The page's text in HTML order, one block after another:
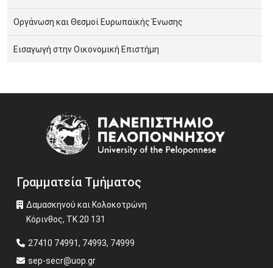
Οργάνωση και Θεσμοί Ευρωπαϊκής Ένωσης
Εισαγωγή στην Οικονομική Επιστήμη
Γραμματεία Τμήματος
Δαμασκηνού και Κολοκοτρώνη
Κόρινθος, ΤΚ 20 131
27410 74991, 74993, 74999
sep-secr@uop.gr